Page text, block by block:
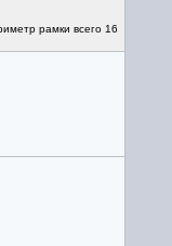
рамки всего 16